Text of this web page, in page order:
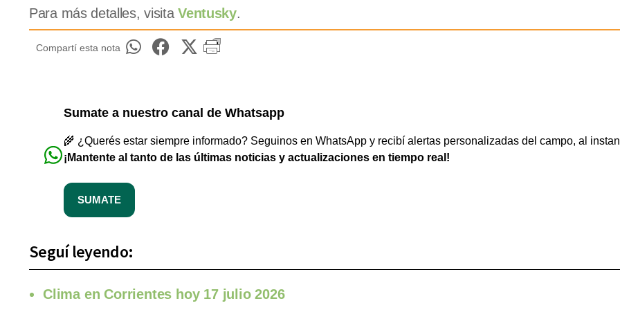
Para más detalles, visitaVentusky.
Compartí esta nota
Sumate a nuestro canal de Whatsapp
🌾 ¿Querés estar siempre informado? Seguinos en WhatsApp y recibí alertas personalizadas del campo, al
¡Mantente al tanto de las últimas noticias y actualizaciones en tiempo real!
SUMATE
Seguí leyendo:
Clima en Corrientes hoy 17 julio 2026